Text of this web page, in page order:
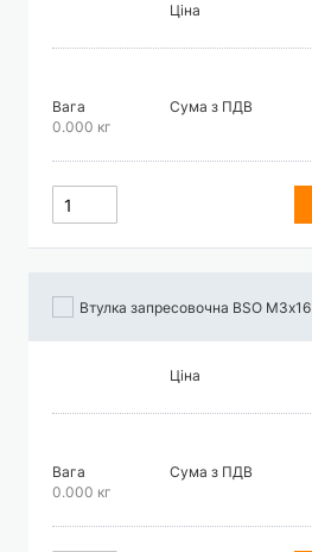
Ціна
Вага
0.000 кг
Сума з ПДВ
Втулка запресовочна BSO М3х16
Ціна
Вага
0.000 кг
Сума з ПДВ